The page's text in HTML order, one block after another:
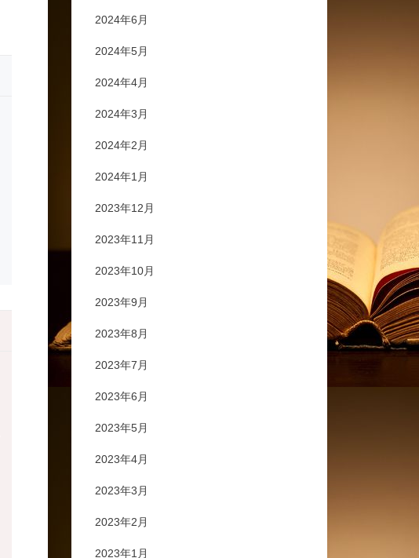
2024年6月
2024年5月
2024年4月
2024年3月
2024年2月
2024年1月
2023年12月
2023年11月
2023年10月
2023年9月
2023年8月
2023年7月
2023年6月
2023年5月
2023年4月
2023年3月
2023年2月
2023年1月